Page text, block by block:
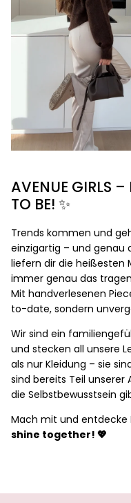
AVENUE GIRLS
TO BE! ✨
Trends kommen und
einzigartig – und genau
liefern dir die heißesten
immer genau das
Mit handverlesenen
to-date, sondern
Wir sind ein
und stecken all unsere
als nur Kleidung – sie
sind bereits Teil unserer
die Selbstbewusstsein
Mach mit und entdecke
shine together! 💖